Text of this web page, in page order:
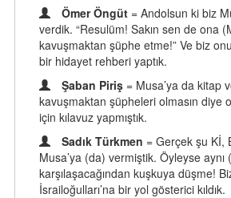
Ömer Öngüt = Andolsun ki biz
verdik. “Resulüm! Sakın sen de ona
kavuşmaktan şüphe etme!” Ve biz
bir hidayet rehberi yaptık.
Şaban Piriş = Musa’ya da kitap
kavuşmaktan şüpheleri olmasın diye
için kılavuz yapmıştık.
Sadık Türkmen = Gerçek şu Kİ,
Musa’ya (da) vermiştik. Öyleyse aynı
karşılaşacağından kuşkuya düşme!
İsrailoğulları’na bir yol gösterici kıldık.